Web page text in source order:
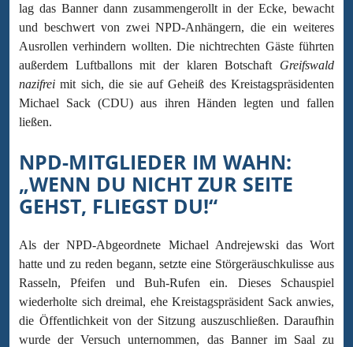
lag das Banner dann zusammengerollt in der Ecke, bewacht
und beschwert von zwei NPD-Anhängern, die ein weiteres
Ausrollen verhindern wollten. Die nichtrechten Gäste führten
außerdem Luftballons mit der klaren Botschaft Greifswald
nazifrei mit sich, die sie auf Geheiß des Kreistagspräsidenten
Michael Sack (CDU) aus ihren Händen legten und fallen
ließen.
NPD-MITGLIEDER IM WAHN:
„WENN DU NICHT ZUR SEITE
GEHST, FLIEGST DU!“
Als der NPD-Abgeordnete Michael Andrejewski das Wort
hatte und zu reden begann, setzte eine Störgeräuschkulisse aus
Rasseln, Pfeifen und Buh-Rufen ein. Dieses Schauspiel
wiederholte sich dreimal, ehe Kreistagspräsident Sack anwies,
die Öffentlichkeit von der Sitzung auszuschließen. Daraufhin
wurde der Versuch unternommen, das Banner im Saal zu